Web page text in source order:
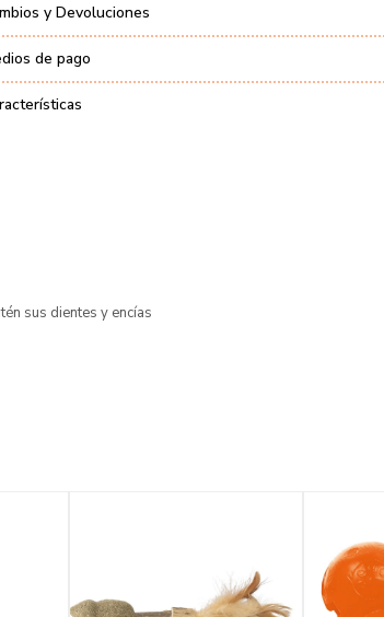
y Devoluciones
de pago
sus dientes y encías